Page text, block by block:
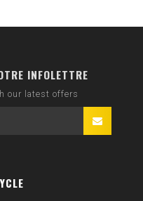
INFOLETTRE
our latest offers